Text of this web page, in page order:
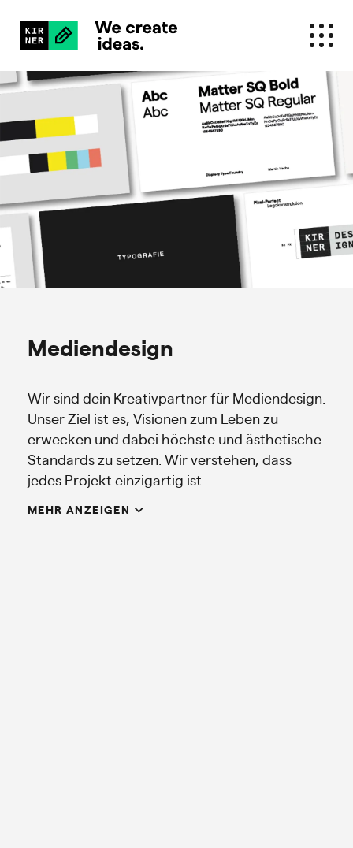
Mediendesign
Wir sind dein Kreativpartner für Mediendesign.
Unser Ziel ist es, Visionen zum Leben zu
erwecken und dabei höchste und ästhetische
Standards zu setzen. Wir verstehen, dass
jedes Projekt einzigartig ist.
MEHR ANZEIGEN